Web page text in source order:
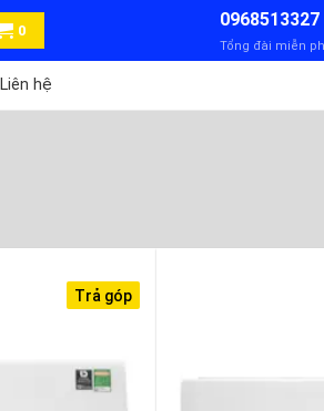
0
0968513327
Tổng đài miễn
Liên hệ
Trả góp